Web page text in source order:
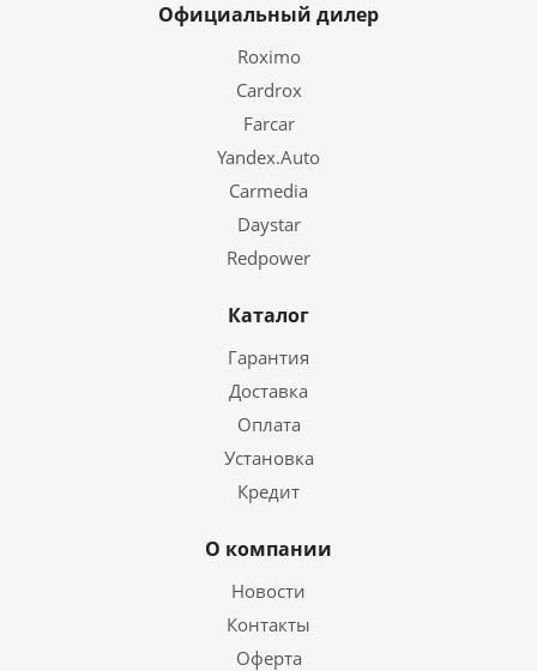
Официальный дилер
Roximo
Cardrox
Farcar
Yandex.Auto
Carmedia
Daystar
Redpower
Каталог
Гарантия
Доставка
Оплата
Установка
Кредит
О компании
Новости
Контакты
Оферта